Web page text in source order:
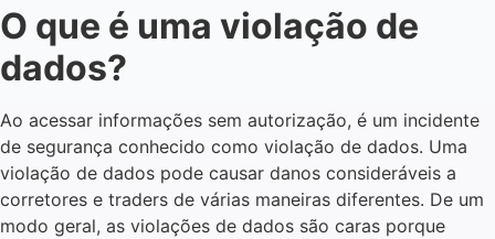
O que é uma violação de
dados?
Ao acessar informações sem autorização, é um incidente
de segurança conhecido como violação de dados. Uma
violação de dados pode causar danos consideráveis a
corretores e traders de várias maneiras diferentes. De um
modo geral, as violações de dados são caras porque